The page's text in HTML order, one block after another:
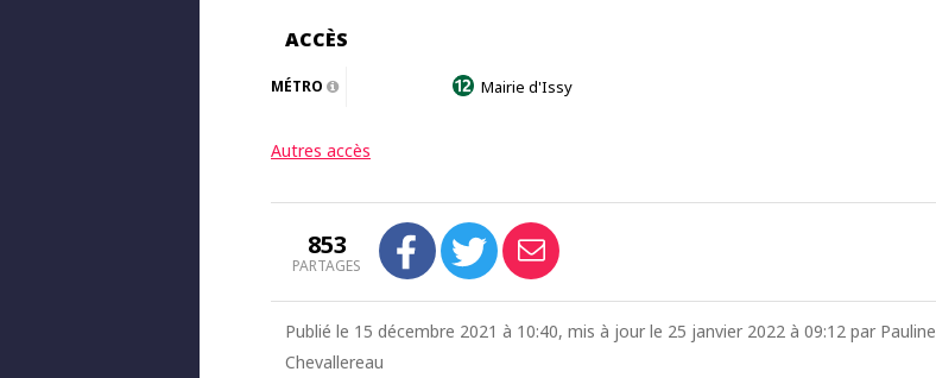
ACCÈS
MÉTRO Mairie d'Issy
Autres accès
853
PARTAGES
Publié le 15 décembre 2021 à 10:40, mis à jour le 25 janvier 2022 à 09:12 par Pauline
Chevallereau